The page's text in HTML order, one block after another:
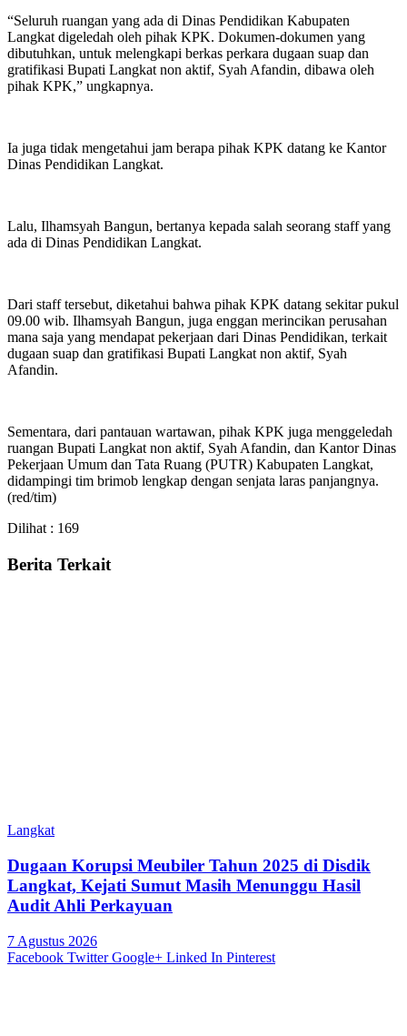
“Seluruh ruangan yang ada di Dinas Pendidikan Kabupaten
Langkat digeledah oleh pihak KPK. Dokumen-dokumen yang
dibutuhkan, untuk melengkapi berkas perkara dugaan suap dan
gratifikasi Bupati Langkat non aktif, Syah Afandin, dibawa oleh
pihak KPK,” ungkapnya.
Ia juga tidak mengetahui jam berapa pihak KPK datang ke Kantor
Dinas Pendidikan Langkat.
Lalu, Ilhamsyah Bangun, bertanya kepada salah seorang staff yang
ada di Dinas Pendidikan Langkat.
Dari staff tersebut, diketahui bahwa pihak KPK datang sekitar pukul
09.00 wib. Ilhamsyah Bangun, juga enggan merincikan perusahan
mana saja yang mendapat pekerjaan dari Dinas Pendidikan, terkait
dugaan suap dan gratifikasi Bupati Langkat non aktif, Syah
Afandin.
Sementara, dari pantauan wartawan, pihak KPK juga menggeledah
ruangan Bupati Langkat non aktif, Syah Afandin, dan Kantor Dinas
Pekerjaan Umum dan Tata Ruang (PUTR) Kabupaten Langkat,
didampingi tim brimob lengkap dengan senjata laras panjangnya.
(red/tim)
Dilihat : 169
Berita Terkait
Langkat
Dugaan Korupsi Meubiler Tahun 2025 di Disdik
Langkat, Kejati Sumut Masih Menunggu Hasil
Audit Ahli Perkayuan
7 Agustus 2026
Facebook Twitter Google+ Linked In Pinterest